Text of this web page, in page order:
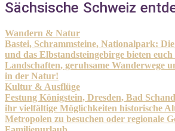
Sächsische Schweiz
Wandern & Natur
Bastei, Schrammsteine, Nationalpark: Die
und das Elbstandsteingebirge bieten
Landschaften, geruhsame Wanderwege
in der Natur!
Kultur & Ausflüge
Festung Königstein, Dresden, Bad
ihr vielfältige Möglichkeiten historische
Metropolen zu besuchen oder regionale